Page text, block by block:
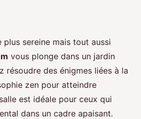
plus sereine mais tout aussi
vous plonge dans un jardin
résoudre des énigmes liées à la
zen pour atteindre
est idéale pour ceux qui
dans un cadre apaisant.